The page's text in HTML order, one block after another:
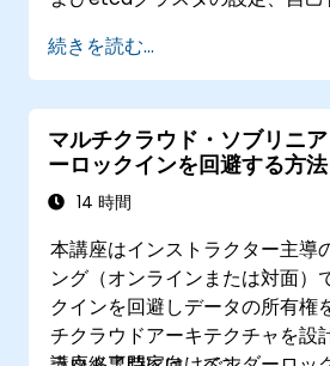
入、さらには自己ホスティング
監視体制の確立もできるように
続きを読む...
マルチクラウド・ソブリニ
ーロックインを回避する方法
14 時間
本講座はインストラクター主導
ング（オンラインまたは対面）
クインを回避しデータの所有権
チクラウドアーキテクチャを設